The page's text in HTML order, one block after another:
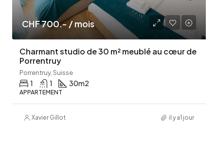
CHF 700.- / mois
Charmant studio de 30 m² meublé au cœur de
Porrentruy
Porrentruy, Suisse
1 1 30m2
APPARTEMENT
Xavier Gillot il y a1 jour